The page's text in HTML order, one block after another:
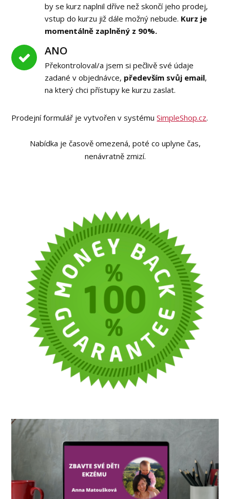
by se kurz naplnil dříve než skončí jeho prodej,
vstup do kurzu již dále možný nebude. Kurz je
momentálně zaplněný z 90%.
ANO
Překontroloval/a jsem si pečlivě své údaje
zadané v objednávce, především svůj email,
na který chci přístupy ke kurzu zaslat.
Prodejní formulář je vytvořen v systémuSimpleShop.cz.
Nabídka je časově omezená, poté co uplyne čas,
nenávratně zmizí.